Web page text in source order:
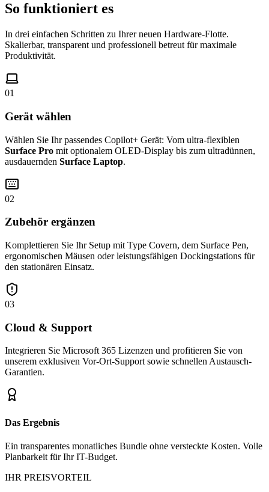
So funktioniert es
In drei einfachen Schritten zu Ihrer neuen Hardware-Flotte.
Skalierbar, transparent und professionell betreut für maximale
Produktivität.
01
Gerät wählen
Wählen Sie Ihr passendes Copilot+ Gerät: Vom ultra-flexiblen
Surface Pro mit optionalem OLED-Display bis zum ultradünnen,
ausdauernden Surface Laptop.
02
Zubehör ergänzen
Komplettieren Sie Ihr Setup mit Type Covern, dem Surface Pen,
ergonomischen Mäusen oder leistungsfähigen Dockingstations für
den stationären Einsatz.
03
Cloud & Support
Integrieren Sie Microsoft 365 Lizenzen und profitieren Sie von
unserem exklusiven Vor-Ort-Support sowie schnellen Austausch-
Garantien.
Das Ergebnis
Ein transparentes monatliches Bundle ohne versteckte Kosten. Volle
Planbarkeit für Ihr IT-Budget.
IHR PREISVORTEIL